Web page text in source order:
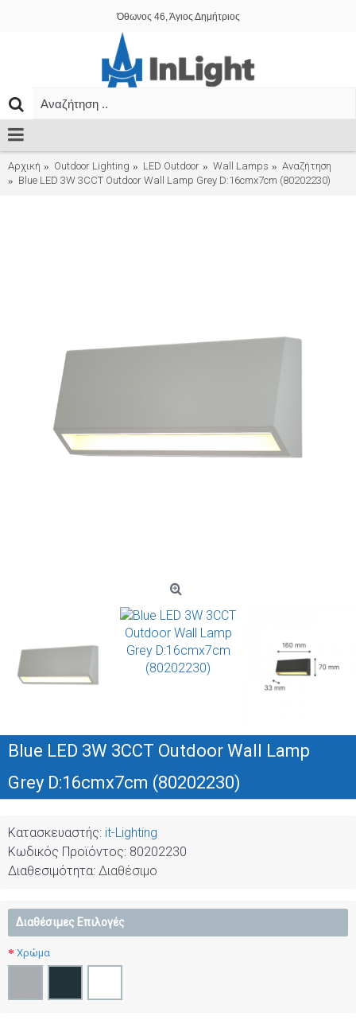
Όθωνος 46, Άγιος Δημήτριος
Αρχική Outdoor Lighting LED Outdoor Wall Lamps
Αναζήτηση
Blue LED 3W 3CCT Outdoor Wall Lamp Grey D:16cmx7cm (80202230)
Blue LED 3W 3CCT Outdoor Wall Lamp
Grey D:16cmx7cm (80202230)
Κατασκευαστής: it-Lighting
Κωδικός Προϊόντος: 80202230
Διαθεσιμότητα: Διαθέσιμο
Διαθέσιμες Επιλογές
Χρώμα